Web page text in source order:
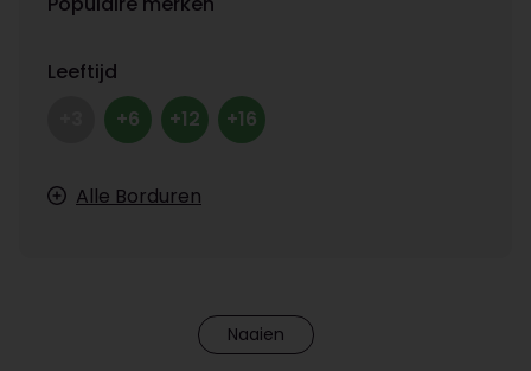
Leeftijd
+6 +12 +16
Alle Borduren
Naaien